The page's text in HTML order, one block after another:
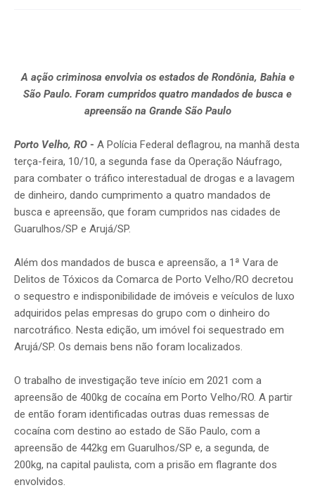
A ação criminosa envolvia os estados de Rondônia, Bahia e
São Paulo. Foram cumpridos quatro mandados de busca e
apreensão na Grande São Paulo
Porto Velho, RO - A Polícia Federal deflagrou, na manhã desta
terça-feira, 10/10, a segunda fase da Operação Náufrago,
para combater o tráfico interestadual de drogas e a lavagem
de dinheiro, dando cumprimento a quatro mandados de
busca e apreensão, que foram cumpridos nas cidades de
Guarulhos/SP e Arujá/SP.
Além dos mandados de busca e apreensão, a 1ª Vara de
Delitos de Tóxicos da Comarca de Porto Velho/RO decretou
o sequestro e indisponibilidade de imóveis e veículos de luxo
adquiridos pelas empresas do grupo com o dinheiro do
narcotráfico. Nesta edição, um imóvel foi sequestrado em
Arujá/SP. Os demais bens não foram localizados.
O trabalho de investigação teve início em 2021 com a
apreensão de 400kg de cocaína em Porto Velho/RO. A partir
de então foram identificadas outras duas remessas de
cocaína com destino ao estado de São Paulo, com a
apreensão de 442kg em Guarulhos/SP e, a segunda, de
200kg, na capital paulista, com a prisão em flagrante dos
envolvidos.